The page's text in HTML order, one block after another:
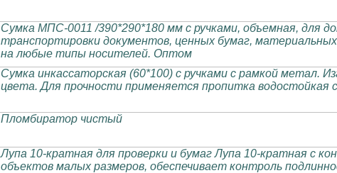
Сумка МПС-0011 /390*290*180 мм с ручками, объемная, для
транспортировки документов, ценных бумаг,
на любые типы носителей. Оптом
Сумка инкассаторская (60*100) с ручками с рамкой метал.
цвета. Для прочности применяется пропитка водостойкая
Пломбиратор чистый
Лупа 10-кратная для проверки и бумаг Лупа 10-кратная с
объектов малых pазмеpов, обеспечивает контpоль